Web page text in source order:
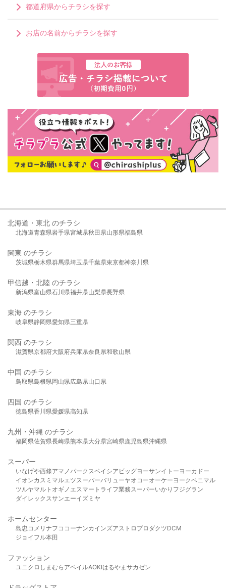
都道府県からチラシを探す
お店の名前からチラシを探す
北海道・東北 のチラシ
北海道青森県岩手県宮城県秋田県山形県福島県
関東 のチラシ
茨城県栃木県群馬県埼玉県千葉県東京都神奈川県
甲信越・北陸 のチラシ
新潟県富山県石川県福井県山梨県長野県
東海 のチラシ
岐阜県静岡県愛知県三重県
関西 のチラシ
滋賀県京都府大阪府兵庫県奈良県和歌山県
中国 のチラシ
鳥取県島根県岡山県広島県山口県
四国 のチラシ
徳島県香川県愛媛県高知県
九州・沖縄 のチラシ
福岡県佐賀県長崎県熊本県大分県宮崎県鹿児島県沖縄県
スーパー
いなげや西條アマノパークスベイシア ビッグヨーサンイトーヨーカドー
イオンカスミ マルエツスーパーバリューヤオコーオーケー ヨークベニマル
ツルヤマルト オギノ エスマート ライフ業務スーパーいかり フジグラン
ダイレックスサンエーイズミヤ
ホームセンター
島忠 コメリ ナフコ コーナンカインズアストロプロダクツDCM
ジョイフル本田
ファッション
ユニクロ しまむら アベイルAOKIはるやま サカゼン